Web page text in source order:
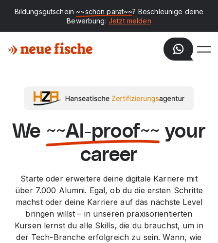
Bildungsgutschein ~~schon parat~~? Beschleunige deine
Bewerbung: Jetzt melden
We ~~AI-proof~~ your
career
Starte oder erweitere deine digitale Karriere mit
über 7.000 Alumni. Egal, ob du die ersten Schritte
machst oder deine Karriere auf das nächste Level
bringen willst – in unseren praxisorientierten
Kursen lernst du alle Skills, die du brauchst, um in
der Tech-Branche erfolgreich zu sein. Wann, wie